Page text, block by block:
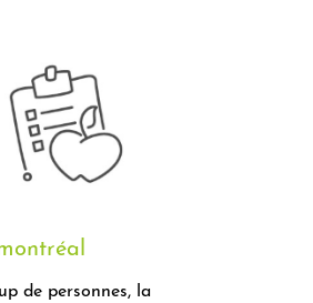
de personnes, la